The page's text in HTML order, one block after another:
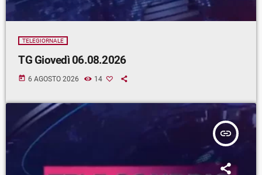
TELEGIORNALE
TG Giovedì 06.08.2026
today 6 AGOSTO 2026 14
insert_link